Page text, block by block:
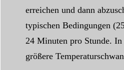
erreichen und dann
typischen Bedingungen
24 Minuten pro Stunde.
größere